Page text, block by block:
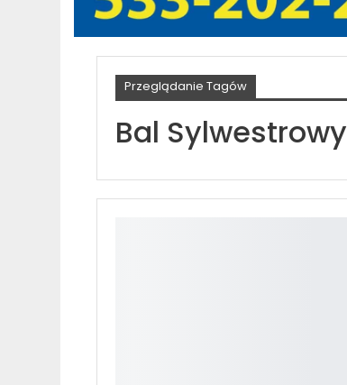
Przeglądanie Tagów
Bal Sylwestrowy